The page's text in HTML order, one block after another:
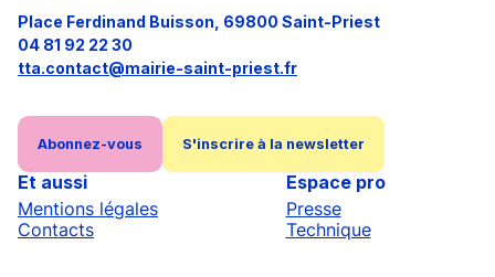
Place Ferdinand Buisson, 69800 Saint-Priest
04 81 92 22 30
tta.contact@mairie-saint-priest.fr
Abonnez-vous S'inscrire à la newsletter
Et aussi
Mentions légales
Contacts
Espace pro
Presse
Technique